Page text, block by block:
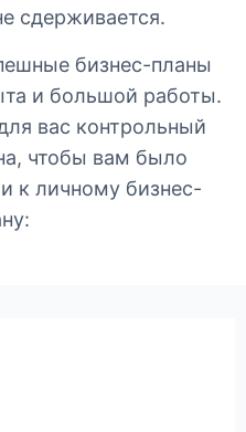
сдерживается.
бизнес-планы
и большой работы.
вас контрольный
чтобы вам было
к личному бизнес-